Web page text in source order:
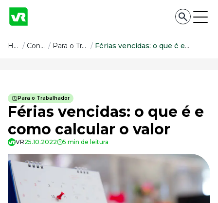
Conteúdo
Todas as categorias
Confira nossos conteúdos
Impulsione o seu negócio
Legislação
Pessoas e Cultura
Aprimore a cultura organizacional
Educação Financeira
Saiba como gerenciar o seu dinheiro
Home / Conteúdo / Para o Trabalhador / Férias vencidas: o que é e como calcular o valor
Para o Trabalhador
Férias vencidas: o que é e
como calcular o valor
VR25.10.2022 5 min de leitura